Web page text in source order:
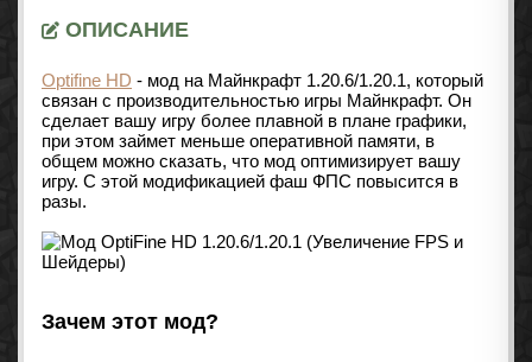
ОПИСАНИЕ
Optifine HD - мод на Майнкрафт 1.20.6/1.20.1, который
связан с производительностью игры Майнкрафт. Он
сделает вашу игру более плавной в плане графики,
при этом займет меньше оперативной памяти, в
общем можно сказать, что мод оптимизирует вашу
игру. С этой модификацией фаш ФПС повысится в
разы.
Зачем этот мод?